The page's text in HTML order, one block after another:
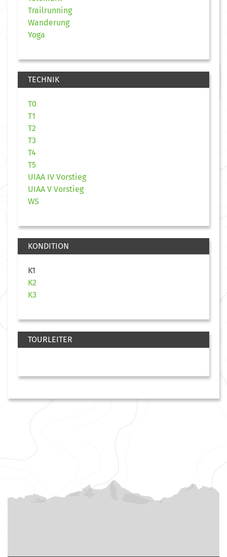
Trailrunning
Wanderung
Yoga
TECHNIK
T0
T1
T2
T3
T4
T5
UIAA IV Vorstieg
UIAA V Vorstieg
WS
KONDITION
K1
K2
K3
TOURLEITER